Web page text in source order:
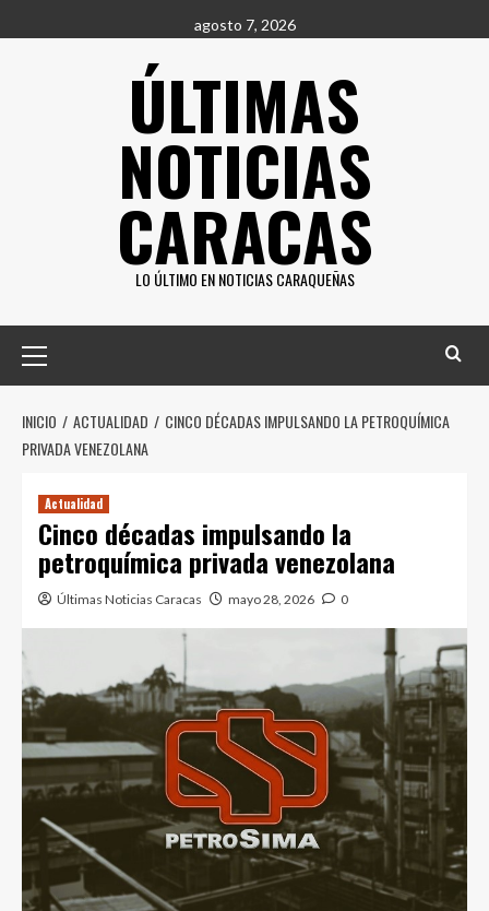
al
agosto 7, 2026
ÚLTIMAS
NOTICIAS
CARACAS
LO ÚLTIMO EN NOTICIAS CARAQUEÑAS
principal
INICIO ACTUALIDAD
CINCO DÉCADAS IMPULSANDO LA PETROQUÍMICA
PRIVADA VENEZOLANA
Actualidad
Cinco décadas impulsando la
petroquímica privada venezolana
Últimas Noticias Caracas mayo 28, 2026 0